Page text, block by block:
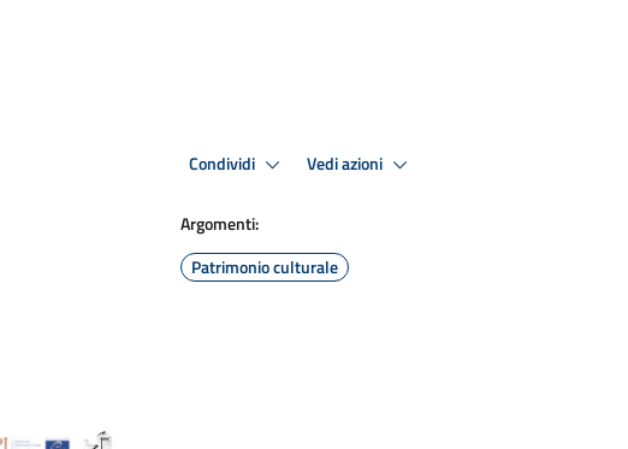
Condividi Vedi azioni
Argomenti:
Patrimonio culturale